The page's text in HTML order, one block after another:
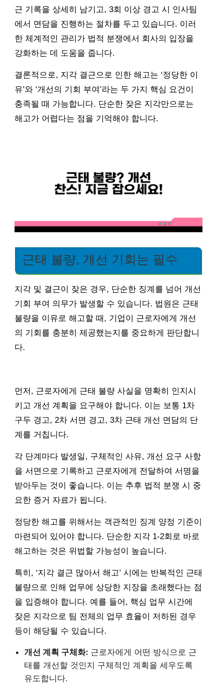
근 기록을 상세히 남기고, 3회 이상 경고 시 인사팀
에서 면담을 진행하는 절차를 두고 있습니다. 이러
한 체계적인 관리가 법적 분쟁에서 회사의 입장을
강화하는 데 도움을 줍니다.
결론적으로, 지각 결근으로 인한 해고는 ‘정당한 이
유’와 ‘개선의 기회 부여’라는 두 가지 핵심 요건이
충족될 때 가능합니다. 단순한 잦은 지각만으로는
해고가 어렵다는 점을 기억해야 합니다.
근태 불량, 개선 기회는 필수
지각 및 결근이 잦은 경우, 단순한 징계를 넘어 개선
기회 부여 의무가 발생할 수 있습니다. 법원은 근태
불량을 이유로 해고할 때, 기업이 근로자에게 개선
의 기회를 충분히 제공했는지를 중요하게 판단합니
다.
먼저, 근로자에게 근태 불량 사실을 명확히 인지시
키고 개선 계획을 요구해야 합니다. 이는 보통 1차
구두 경고, 2차 서면 경고, 3차 근태 개선 면담의 단
계를 거칩니다.
각 단계마다 발생일, 구체적인 사유, 개선 요구 사항
을 서면으로 기록하고 근로자에게 전달하여 서명을
받아두는 것이 좋습니다. 이는 추후 법적 분쟁 시 중
요한 증거 자료가 됩니다.
정당한 해고를 위해서는 객관적인 징계 양정 기준이
마련되어 있어야 합니다. 단순한 지각 1-2회로 바로
해고하는 것은 위법할 가능성이 높습니다.
특히, ‘지각 결근 많아서 해고’ 시에는 반복적인 근태
불량으로 인해 업무에 상당한 지장을 초래했다는 점
을 입증해야 합니다. 예를 들어, 핵심 업무 시간에
잦은 지각으로 팀 전체의 업무 효율이 저하된 경우
등이 해당될 수 있습니다.
개선 계획 구체화: 근로자에게 어떤 방식으로 근
태를 개선할 것인지 구체적인 계획을 세우도록
유도합니다.